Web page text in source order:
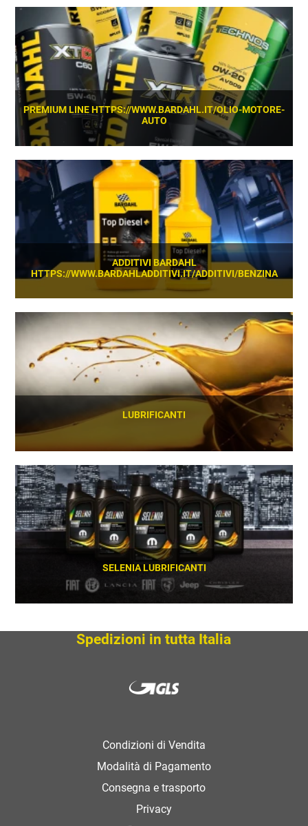
SCOPRI
PREMIUM LINE HTTPS://WWW.BARDAHL.IT/OLIO-MOTORE-
AUTO
SCOPRI
ADDITIVI BARDAHL
HTTPS://WWW.BARDAHLADDITIVI.IT/ADDITIVI/BENZINA
SCOPRI
LUBRIFICANTI
SCOPRI
SELENIA LUBRIFICANTI
Spedizioni in tutta Italia
Condizioni di Vendita
Modalità di Pagamento
Consegna e trasporto
Privacy